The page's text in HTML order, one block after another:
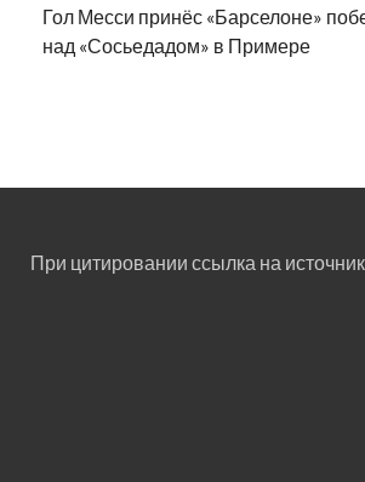
Гол Месси принёс «Барселоне»
над «Сосьедадом» в Примере
При цитировании ссылка на